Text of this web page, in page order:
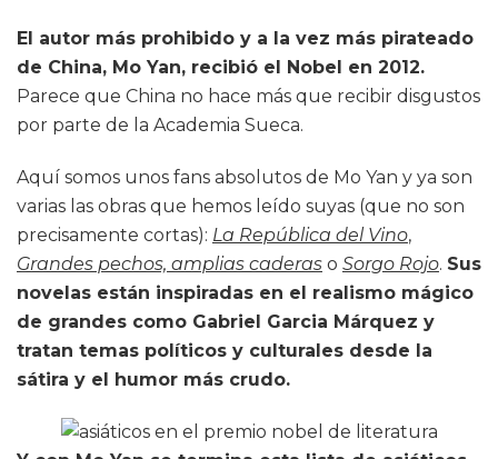
El autor más prohibido y a la vez más pirateado
de China, Mo Yan, recibió el Nobel en 2012.
Parece que China no hace más que recibir disgustos
por parte de la Academia Sueca.
Aquí somos unos fans absolutos de Mo Yan y ya son
varias las obras que hemos leído suyas (que no son
precisamente cortas): La República del Vino,
Grandes pechos, amplias caderas o Sorgo Rojo. Sus
novelas están inspiradas en el realismo mágico
de grandes como Gabriel Garcia Márquez y
tratan temas políticos y culturales desde la
sátira y el humor más crudo.